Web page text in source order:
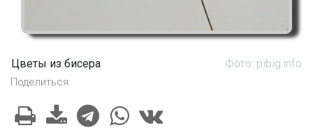
Цветы из бисера Фото: pibig.info
Поделиться: